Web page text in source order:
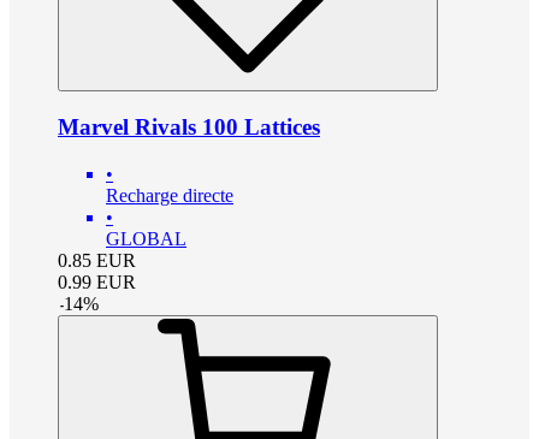
Marvel Rivals 100 Lattices
•
Recharge directe
•
GLOBAL
0.85 EUR
0.99 EUR
-14%